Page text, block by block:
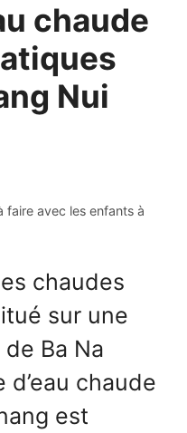
chaude
Nui
faire avec les enfants à
chaudes
sur une
Ba Na
chaude
est